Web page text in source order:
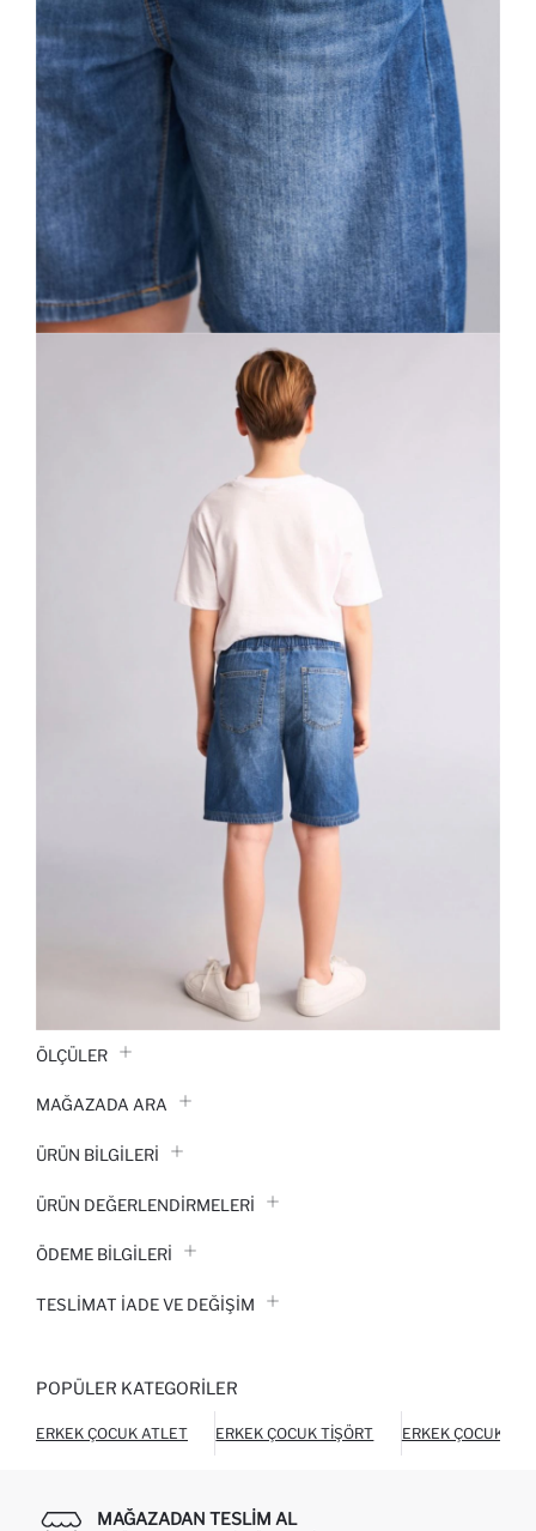
ÖLÇÜLER
MAĞAZADA ARA
ÜRÜN BILGILERI
ÜRÜN DEĞERLENDİRMELERİ
ÖDEME BİLGİLERİ
TESLIMAT İADE VE DEĞIŞIM
POPÜLER KATEGORILER
ERKEK ÇOCUK ATLET ERKEK ÇOCUK TIŞÖRT ERKEK ÇOCUK
MAĞAZADAN TESLIM AL